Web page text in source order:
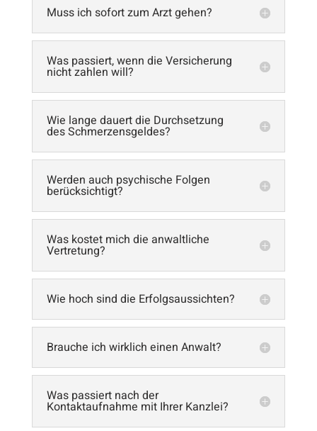
Muss ich sofort zum Arzt gehen?
Was passiert, wenn die Versicherung
nicht zahlen will?
Wie lange dauert die Durchsetzung
des Schmerzensgeldes?
Werden auch psychische Folgen
berücksichtigt?
Was kostet mich die anwaltliche
Vertretung?
Wie hoch sind die Erfolgsaussichten?
Brauche ich wirklich einen Anwalt?
Was passiert nach der
Kontaktaufnahme mit Ihrer Kanzlei?